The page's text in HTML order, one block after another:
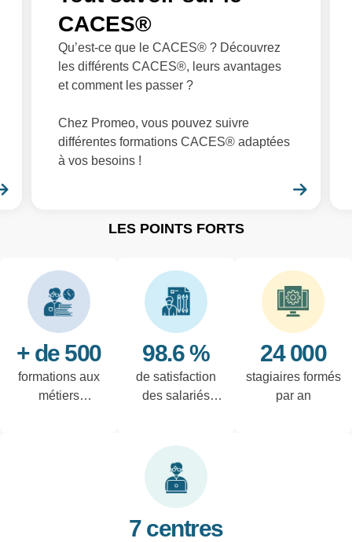
CACES®
Qu’est-ce que le CACES® ? Découvrez
les différents CACES®, leurs avantages
et comment les passer ?
Chez Promeo, vous pouvez suivre
différentes formations CACES® adaptées
à vos besoins !
LES POINTS FORTS
+ de 500
formations aux
métiers
98.6 %
de satisfaction
des salariés
24 000
stagiaires formés
par an
7 centres